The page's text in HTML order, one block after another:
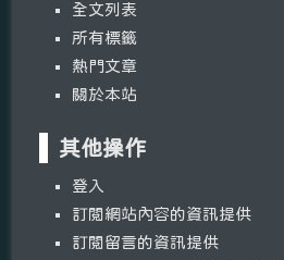
全文列表
所有標籤
熱門文章
關於本站
其他操作
登入
訂閱網站內容的資訊提供
訂閱留言的資訊提供